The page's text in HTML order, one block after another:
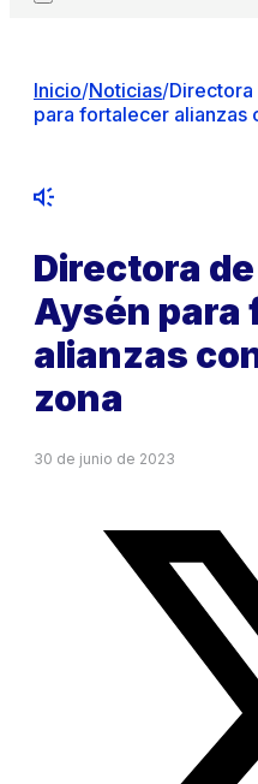
Inicio/Noticias/Directora
para fortalecer alianzas
Directora
Aysén
alianzas
zona
30 de junio de 2023